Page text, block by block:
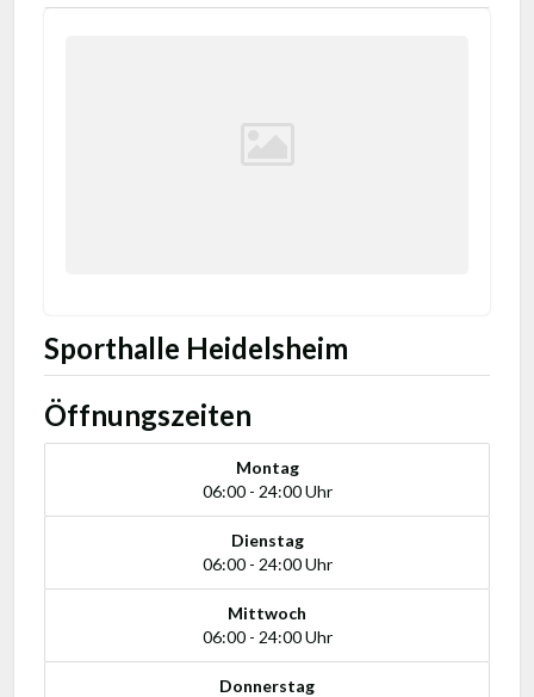
Sporthalle Heidelsheim
Öffnungszeiten
Montag
06:00 - 24:00 Uhr
Dienstag
06:00 - 24:00 Uhr
Mittwoch
06:00 - 24:00 Uhr
Donnerstag